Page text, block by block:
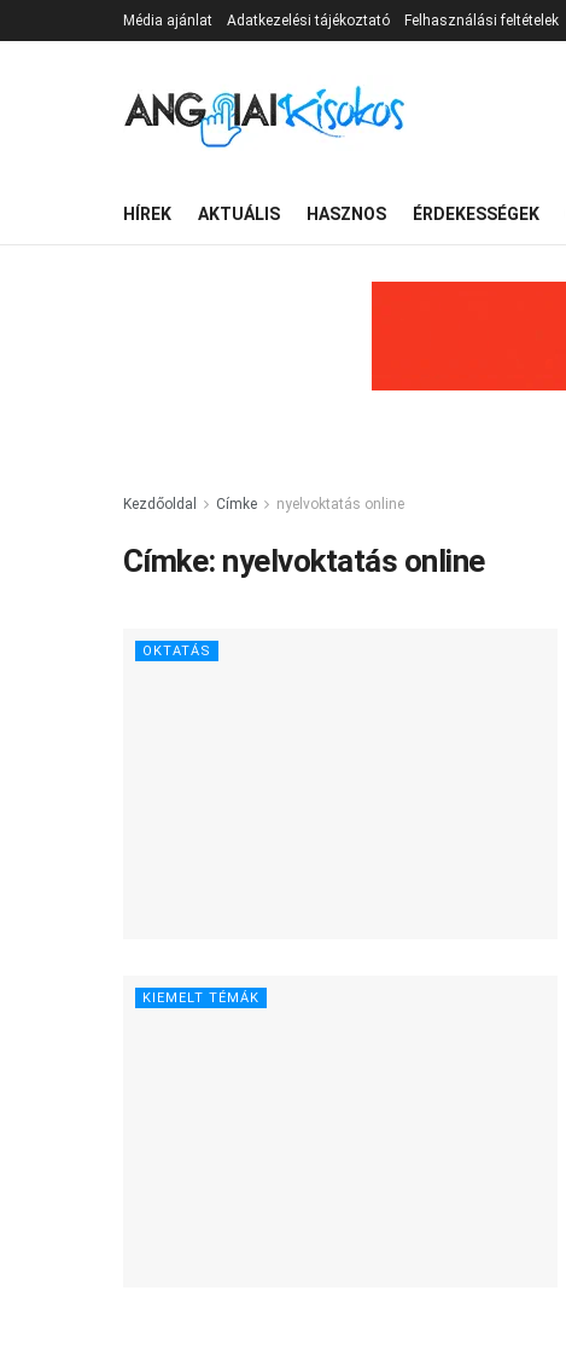
Média ajánlat Adatkezelési tájékoztató Felhasználási feltételek
HÍREK AKTUÁLIS HASZNOS ÉRDEKESSÉGEK
Kezdőoldal Címke nyelvoktatás online
Címke: nyelvoktatás online
OKTATÁS
KIEMELT TÉMÁK